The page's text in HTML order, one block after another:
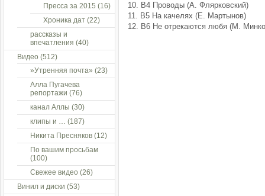
10. B4 Проводы (А. Флярковский)
11. B5 На качелях (Е. Мартынов)
12. B6 Не отрекаются любя (М.
Пресса за 2015 (16)
Хроника дат (22)
рассказы и
впечатления (40)
Видео (512)
»Утренняя почта» (23)
Алла Пугачева
репортажи (76)
канал Аллы (30)
клипы и … (187)
Никита Пресняков (12)
По вашим просьбам
(100)
Свежее видео (26)
Винил и диски (53)